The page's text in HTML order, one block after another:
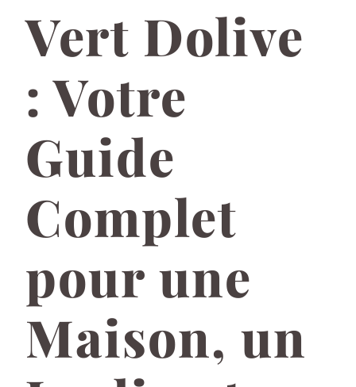
Vert Dolive
: Votre
Guide
Complet
pour une
Maison, un